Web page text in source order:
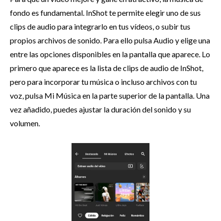
fondo es fundamental. InShot te permite elegir uno de sus
clips de audio para integrarlo en tus vídeos, o subir tus
propios archivos de sonido. Para ello pulsa Audio y elige una
entre las opciones disponibles en la pantalla que aparece. Lo
primero que aparece es la lista de clips de audio de InShot,
pero para incorporar tu música o incluso archivos con tu
voz, pulsa Mi Música en la parte superior de la pantalla. Una
vez añadido, puedes ajustar la duración del sonido y su
volumen.